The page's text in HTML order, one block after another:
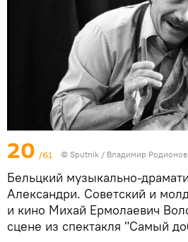
20 /61 © Sputnik / Владимир Родионов
Бельцкий музыкально-
Александри. Советский и
и кино Михай Ермолаевич
сцене из спектакля "Самый